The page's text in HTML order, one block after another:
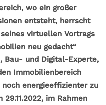
wo ein großer
entsteht, herrscht
virtuellen Vortrags
neu gedacht“
Bau- und Digital-Experte,
Immobilienbereich
energieeffizienter zu
im Rahmen